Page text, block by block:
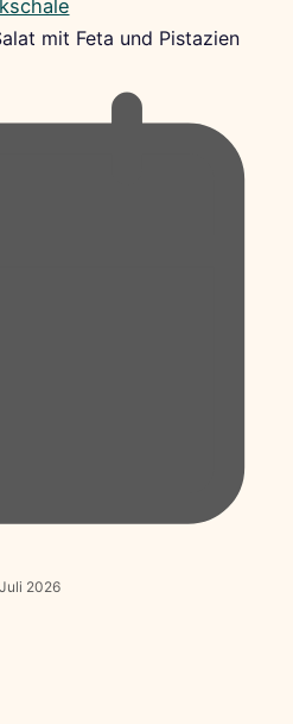
mit Feta und Pistazien
2026